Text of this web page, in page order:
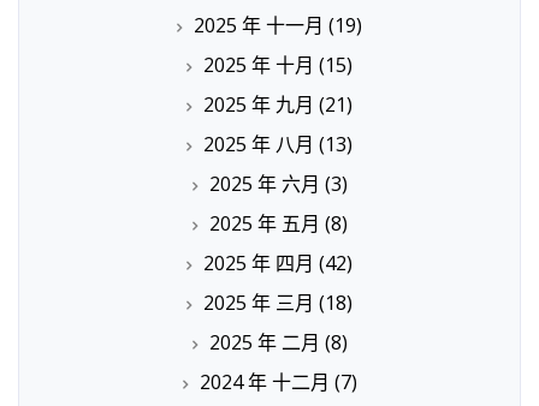
2025 年 十一月 (19)
2025 年 十月 (15)
2025 年 九月 (21)
2025 年 八月 (13)
2025 年 六月 (3)
2025 年 五月 (8)
2025 年 四月 (42)
2025 年 三月 (18)
2025 年 二月 (8)
2024 年 十二月 (7)